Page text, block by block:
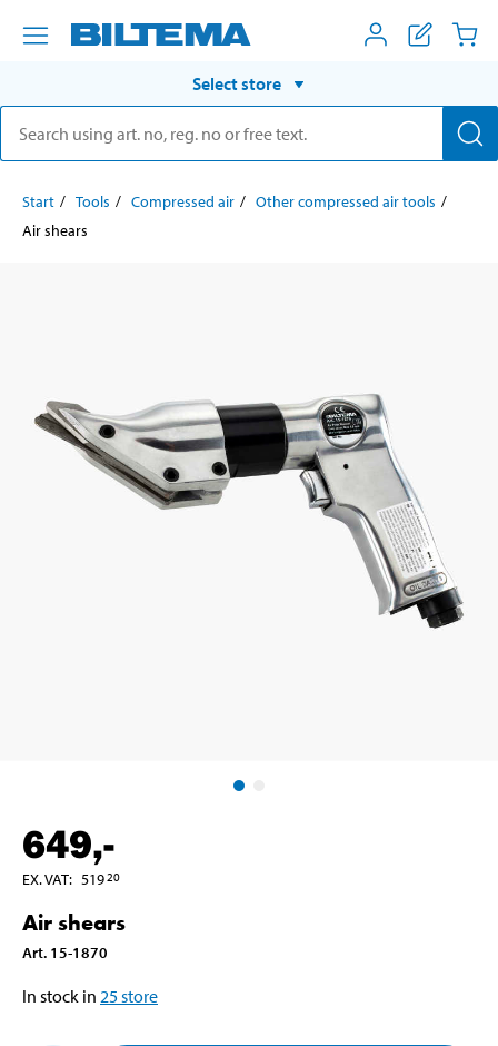
Select store
Start Tools Compressed air
Other compressed air tools
Air shears
649,-
EX. VAT: 51920
Air shears
Art. 15-1870
In stock in 25store